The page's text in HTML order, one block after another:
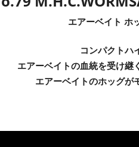
エアーベイト
コンパクトハ
エアーベイトの血統を受け継
エアーベイトのホッグが